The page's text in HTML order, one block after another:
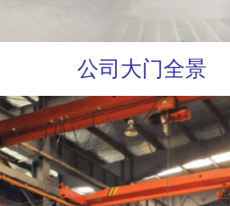
公司大门全景